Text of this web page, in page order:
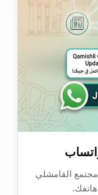
مجتمع القامشلي